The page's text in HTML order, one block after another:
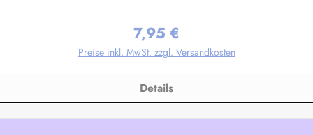
Regulärer Preis:
7,95 €
Preise inkl. MwSt. zzgl. Versandkosten
Details